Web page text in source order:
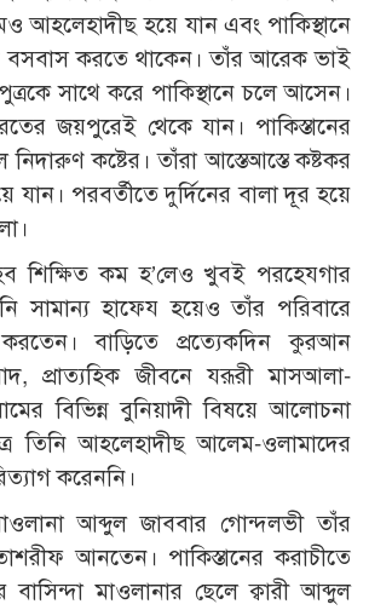
আহলেহাদীছ হয়ে যান এবং পাকিস্থানে
বসবাস করতে থাকেন। তাঁর আরেক ভাই
সাথে করে পাকিস্থানে চলে আসেন।
জয়পুরেই থেকে যান। পাকিস্তানের
নিদারুণ কষ্টের। তাঁরা আস্তেআস্তে কষ্টকর
যান। পরবর্তীতে দুর্দিনের বালা দূর হয়ে
শিক্ষিত কম হ’লেও খুবই পরহেযগার
সামান্য হাফেয হয়েও তাঁর পরিবারে
করতেন। বাড়িতে প্রত্যেকদিন কুরআন
প্রাত্যহিক জীবনে যরূরী মাসআলা-
বিভিন্ন বুনিয়াদী বিষয়ে আলোচনা
তিনি আহলেহাদীছ আলেম-ওলামাদের
করেননি।
আব্দুল জাববার গোন্দলভী তাঁর
আনতেন। পাকিস্তানের করাচীতে
বাসিন্দা মাওলানার ছেলে ক্বারী আব্দুল